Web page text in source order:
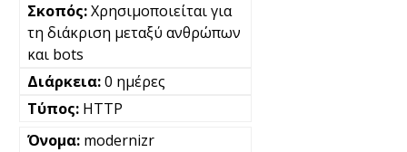
Χρησιμοποιείται για
τη διάκριση μεταξύ ανθρώπων
και bots
0 ημέρες
HTTP
modernizr